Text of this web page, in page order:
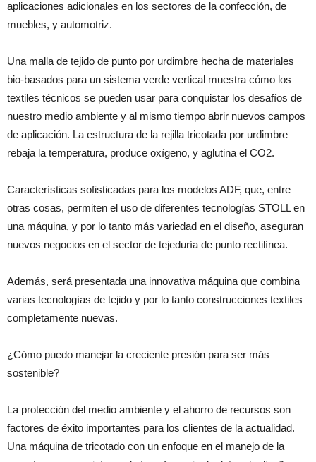
aplicaciones adicionales en los sectores de la confección, de
muebles, y automotriz.
Una malla de tejido de punto por urdimbre hecha de materiales
bio-basados para un sistema verde vertical muestra cómo los
textiles técnicos se pueden usar para conquistar los desafíos de
nuestro medio ambiente y al mismo tiempo abrir nuevos campos
de aplicación. La estructura de la rejilla tricotada por urdimbre
rebaja la temperatura, produce oxígeno, y aglutina el CO2.
Características sofisticadas para los modelos ADF, que, entre
otras cosas, permiten el uso de diferentes tecnologías STOLL en
una máquina, y por lo tanto más variedad en el diseño, aseguran
nuevos negocios en el sector de tejeduría de punto rectilínea.
Además, será presentada una innovativa máquina que combina
varias tecnologías de tejido y por lo tanto construcciones textiles
completamente nuevas.
¿Cómo puedo manejar la creciente presión para ser más
sostenible?
La protección del medio ambiente y el ahorro de recursos son
factores de éxito importantes para los clientes de la actualidad.
Una máquina de tricotado con un enfoque en el manejo de la